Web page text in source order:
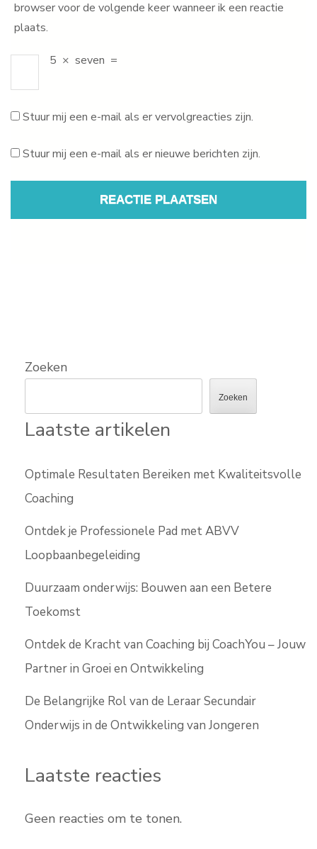
browser voor de volgende keer wanneer ik een reactie
plaats.
5 × seven =
Stuur mij een e-mail als er vervolgreacties zijn.
Stuur mij een e-mail als er nieuwe berichten zijn.
Zoeken
Zoeken
Laatste artikelen
Optimale Resultaten Bereiken met Kwaliteitsvolle
Coaching
Ontdek je Professionele Pad met ABVV
Loopbaanbegeleiding
Duurzaam onderwijs: Bouwen aan een Betere
Toekomst
Ontdek de Kracht van Coaching bij CoachYou – Jouw
Partner in Groei en Ontwikkeling
De Belangrijke Rol van de Leraar Secundair
Onderwijs in de Ontwikkeling van Jongeren
Laatste reacties
Geen reacties om te tonen.